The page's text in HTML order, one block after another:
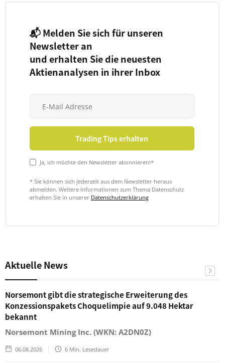
📬 Melden Sie sich für unseren
Newsletter an
und erhalten Sie die neuesten
Aktienanalysen in ihrer Inbox
Ja, ich möchte den Newsletter abonnieren!*
* Sie können sich jederzeit aus dem Newsletter heraus
abmelden. Weitere Informationen zum Thema Datenschutz
erhalten Sie in unserer Datenschutzerklärung
Aktuelle News
Norsemont gibt die strategische Erweiterung des
Konzessionspakets Choquelimpie auf 9.048 Hektar
bekannt
Norsemont Mining Inc. (WKN: A2DN0Z)
06.08.2026 6 Min. Lesedauer